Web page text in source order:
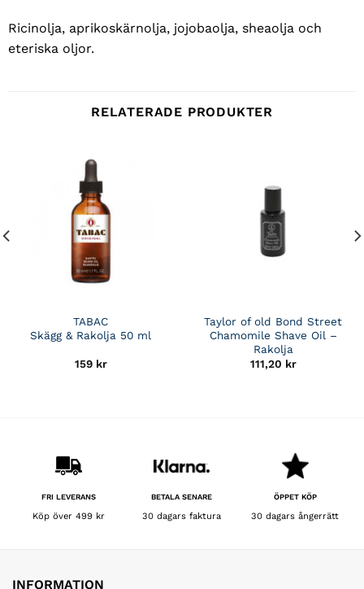
Ricinolja, aprikoskärnolja, jojobaolja, sheaolja och
eteriska oljor.
RELATERADE PRODUKTER
TABAC
Skägg & Rakolja 50 ml
159 kr
Taylor of old Bond Street
Chamomile Shave Oil –
Rakolja
111,20 kr
FRI LEVERANS
Köp över 499 kr
BETALA SENARE
30 dagars faktura
ÖPPET KÖP
30 dagars ångerrätt
INFORMATION